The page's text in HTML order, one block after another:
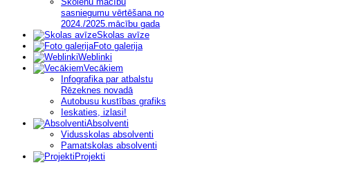
sasniegumu vērtēšana no
2024./2025.mācību gada
Skolas avīze
Foto galerija
Weblinki
Vecākiem
Infografika par atbalstu
Rēzeknes novadā
Autobusu kustības grafiks
Ieskaties, izlasi!
Absolventi
Vidusskolas absolventi
Pamatskolas absolventi
Projekti